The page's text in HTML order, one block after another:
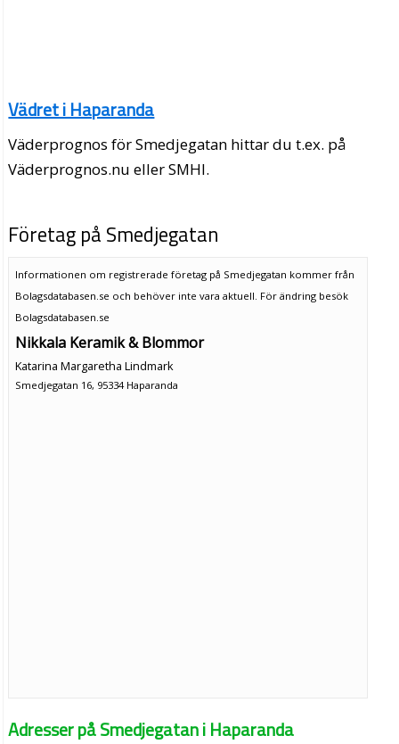
Vädret i Haparanda
Väderprognos för Smedjegatan hittar du t.ex. på
Väderprognos.nu eller SMHI.
Företag på Smedjegatan
Informationen om registrerade företag på Smedjegatan kommer från
Bolagsdatabasen.se och behöver inte vara aktuell. För ändring besök
Bolagsdatabasen.se
Nikkala Keramik & Blommor
Katarina Margaretha Lindmark
Smedjegatan 16, 95334 Haparanda
Adresser på Smedjegatan i Haparanda